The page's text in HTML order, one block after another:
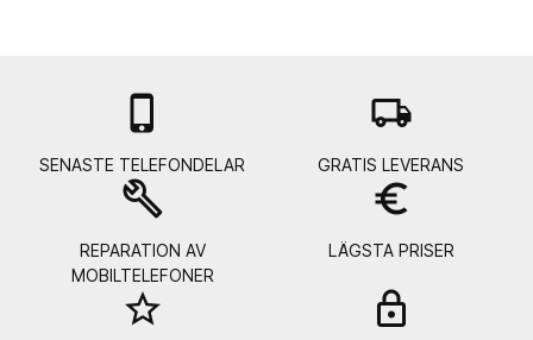

SENASTE TELEFONDELAR
local_shipping
GRATIS LEVERANS
build
REPARATION AV
MOBILTELEFONER
euro_symbol
LÄGSTA PRISER
star_border